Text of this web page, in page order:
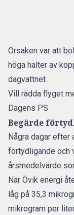
Orsaken var att
höga halter av
dagvattnet.
Vill rädda flyget
Dagens PS
Begärde
Några dagar efter
förtydligande och
årsmedelvärde
När Övik energi
låg på 35,3
mikrogram per